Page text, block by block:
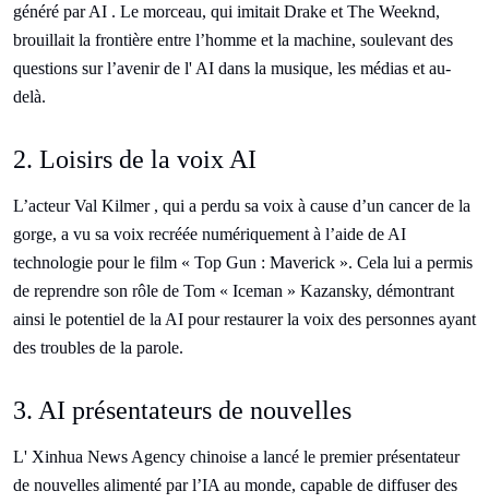
généré par AI . Le morceau, qui imitait Drake et The Weeknd,
brouillait la frontière entre l’homme et la machine, soulevant des
questions sur l’avenir de l' AI dans la musique, les médias et au-
delà.
2. Loisirs de la voix AI
L’acteur Val Kilmer , qui a perdu sa voix à cause d’un cancer de la
gorge, a vu sa voix recréée numériquement à l’aide de AI
technologie pour le film « Top Gun : Maverick ». Cela lui a permis
de reprendre son rôle de Tom « Iceman » Kazansky, démontrant
ainsi le potentiel de la AI pour restaurer la voix des personnes ayant
des troubles de la parole.
3. AI présentateurs de nouvelles
L' Xinhua News Agency chinoise a lancé le premier présentateur
de nouvelles alimenté par l’IA au monde, capable de diffuser des